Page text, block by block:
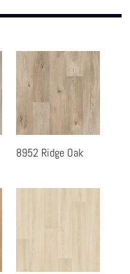
快速瀏覽
8952 Ridge Oak